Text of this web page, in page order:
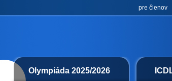
pre členov
Olympiáda 2025/2026